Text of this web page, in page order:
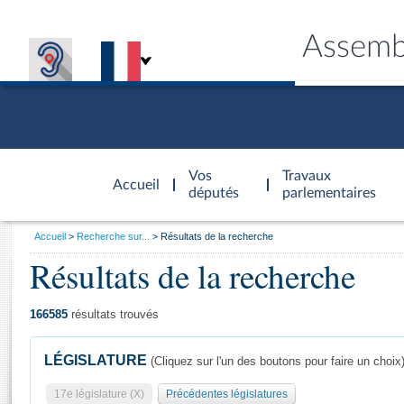
Accueil
d'accueil
Vos
députés
Travaux
parlementaires
Général
Vous
Accueil Recherche sur... Résultats de la recherche
Résultats de la recherche
166585 résultats trouvés
LÉGISLATURE (Cliquez sur l'un des boutons pour faire un choix)
17e législature (X) Précédentes législatures